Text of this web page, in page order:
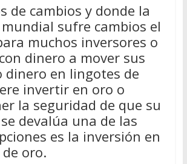
de cambios y donde la
sufre cambios el
muchos inversores o
dinero a mover sus
dinero en lingotes de
invertir en oro o
la seguridad de que su
devalúa una de las
es la inversión en
oro.